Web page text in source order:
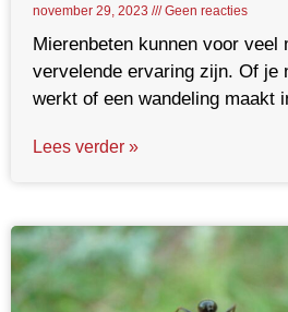
november 29, 2023 Geen reacties
Mierenbeten kunnen voor veel
vervelende ervaring zijn. Of je
werkt of een wandeling maakt
Lees verder »